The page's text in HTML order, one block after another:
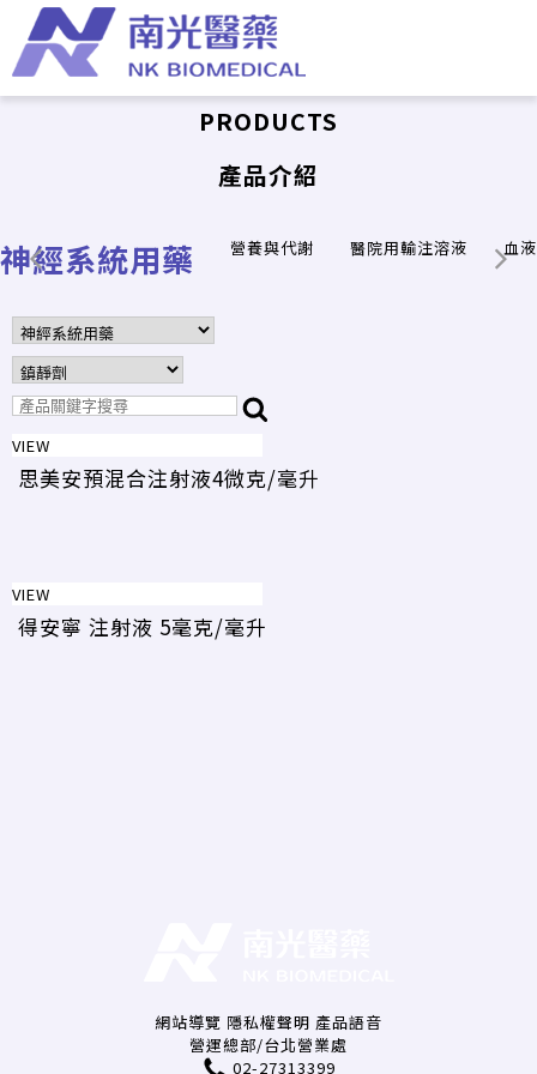
PRODUCTS
產品介紹
神經系統用藥 營養與代謝 醫院用輸注溶液 血
VIEW
思美安預混合注射液4微克/毫升
VIEW
得安寧 注射液 5毫克/毫升
網站導覽 隱私權聲明 產品語音
營運總部/台北營業處
02-27313399